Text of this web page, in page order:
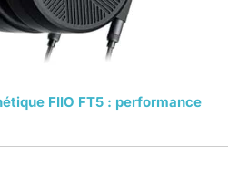
FIIO FT5 : performance